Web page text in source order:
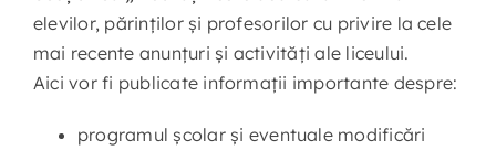
elevilor, părinților și profesorilor cu privire la cele
mai recente anunțuri și activități ale liceului.
Aici vor fi publicate informații importante despre:
programul școlar și eventuale modificări